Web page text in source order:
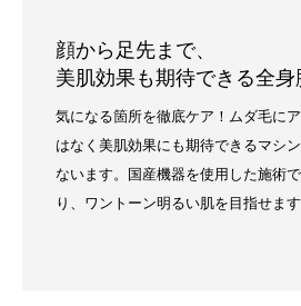
顔から足先まで、
美肌効果も期待できる全身
気になる箇所を徹底ケア！ムダ毛に
はなく美肌効果にも期待できるマシ
ないます。国産機器を使用した施術
り、ワントーン明るい肌を目指せま